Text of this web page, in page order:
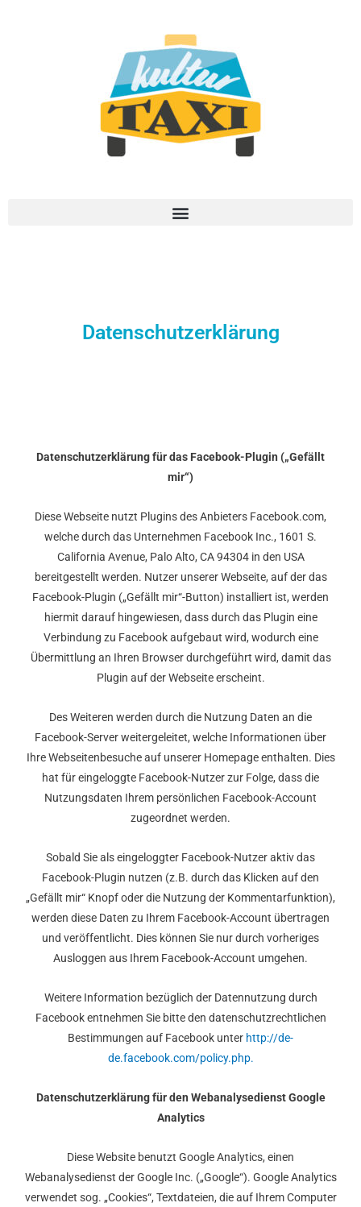
Datenschutzerklärung
Datenschutzerklärung für das Facebook-Plugin („Gefällt
mir“)
Diese Webseite nutzt Plugins des Anbieters Facebook.com,
welche durch das Unternehmen Facebook Inc., 1601 S.
California Avenue, Palo Alto, CA 94304 in den USA
bereitgestellt werden. Nutzer unserer Webseite, auf der das
Facebook-Plugin („Gefällt mir“-Button) installiert ist, werden
hiermit darauf hingewiesen, dass durch das Plugin eine
Verbindung zu Facebook aufgebaut wird, wodurch eine
Übermittlung an Ihren Browser durchgeführt wird, damit das
Plugin auf der Webseite erscheint.
Des Weiteren werden durch die Nutzung Daten an die
Facebook-Server weitergeleitet, welche Informationen über
Ihre Webseitenbesuche auf unserer Homepage enthalten. Dies
hat für eingeloggte Facebook-Nutzer zur Folge, dass die
Nutzungsdaten Ihrem persönlichen Facebook-Account
zugeordnet werden.
Sobald Sie als eingeloggter Facebook-Nutzer aktiv das
Facebook-Plugin nutzen (z.B. durch das Klicken auf den
„Gefällt mir“ Knopf oder die Nutzung der Kommentarfunktion),
werden diese Daten zu Ihrem Facebook-Account übertragen
und veröffentlicht. Dies können Sie nur durch vorheriges
Ausloggen aus Ihrem Facebook-Account umgehen.
Weitere Information bezüglich der Datennutzung durch
Facebook entnehmen Sie bitte den datenschutzrechtlichen
Bestimmungen auf Facebook unter http://de-
de.facebook.com/policy.php.
Datenschutzerklärung für den Webanalysedienst Google
Analytics
Diese Website benutzt Google Analytics, einen
Webanalysedienst der Google Inc. („Google“). Google Analytics
verwendet sog. „Cookies“, Textdateien, die auf Ihrem Computer